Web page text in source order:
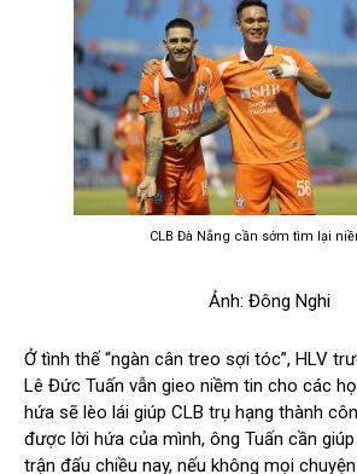
CLB Đà Nẵng cần sớm tìm lại
Ảnh: Đông Nghi
Ở tình thế “ngàn cân treo sợi tóc”, HLV
Lê Đức Tuấn vẫn gieo niềm tin cho các
hứa sẽ lèo lái giúp CLB trụ hạng thành
được lời hứa của mình, ông Tuấn cần
trận đấu chiều nay, nếu không mọi